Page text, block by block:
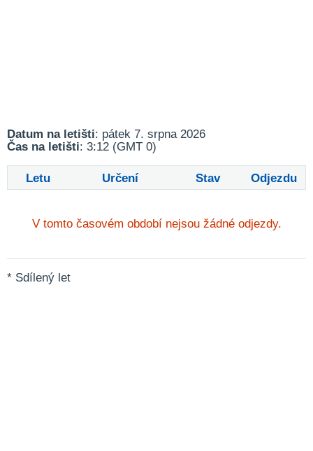
Datum na letišti: pátek 7. srpna 2026
Čas na letišti: 3:12 (GMT 0)
Letu Určení Stav Odjezdu
V tomto časovém období nejsou žádné odjezdy.
* Sdílený let